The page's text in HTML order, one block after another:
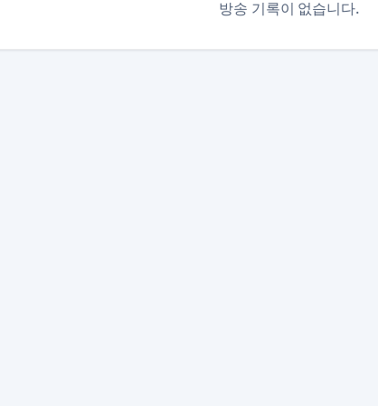
방송 기록이 없습니다.